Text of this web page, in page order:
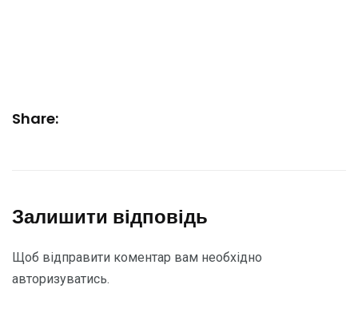
Share:
Залишити відповідь
Щоб відправити коментар вам необхідно
авторизуватись.